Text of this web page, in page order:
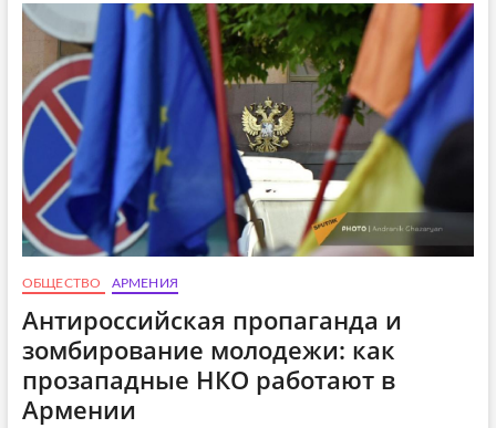
ОБЩЕСТВО АРМЕНИЯ
Антироссийская пропаганда и
зомбирование молодежи: как
прозападные НКО работают в
Армении